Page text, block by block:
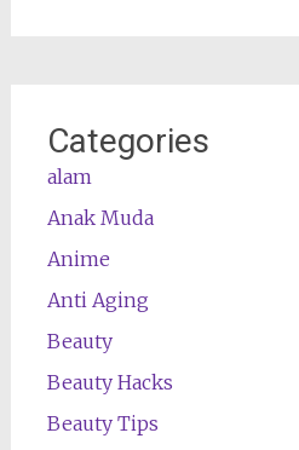
Categories
alam
Anak Muda
Anime
Anti Aging
Beauty
Beauty Hacks
Beauty Tips